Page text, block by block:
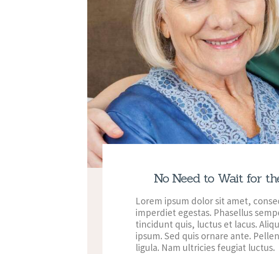
No Need to Wait for
Lorem ipsum dolor sit amet,
imperdiet egestas. Phasellus
tincidunt quis, luctus et lacus.
ipsum. Sed quis ornare ante.
ligula. Nam ultricies feugiat luctus.